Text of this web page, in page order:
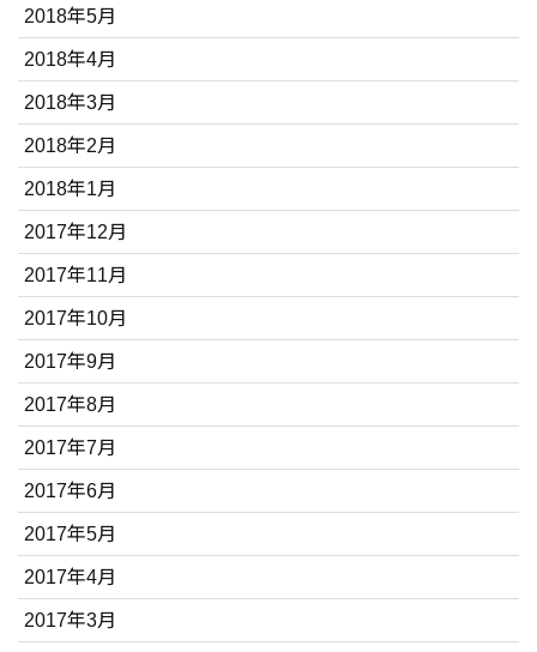
2018年5月
2018年4月
2018年3月
2018年2月
2018年1月
2017年12月
2017年11月
2017年10月
2017年9月
2017年8月
2017年7月
2017年6月
2017年5月
2017年4月
2017年3月